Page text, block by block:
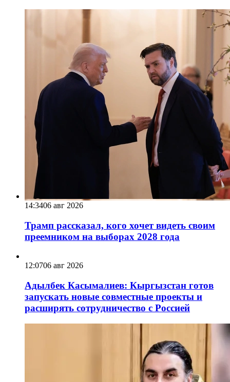
14:3406 авг 2026
Трамп рассказал, кого хочет видеть своим
преемником на выборах 2028 года
12:0706 авг 2026
Адылбек Касымалиев: Кыргызстан готов
запускать новые совместные проекты и
расширять сотрудничество с Россией